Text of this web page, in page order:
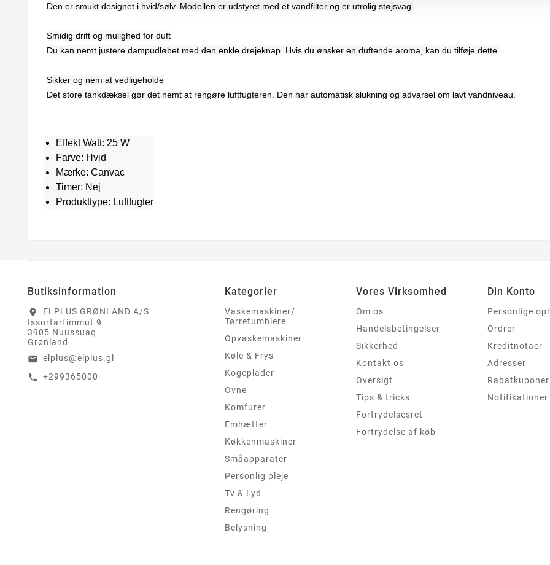
Den er smukt designet i hvid/sølv. Modellen er udstyret med et vandfilter og er utrolig støjsvag.
Smidig drift og mulighed for duft
Du kan nemt justere dampudløbet med den enkle drejeknap. Hvis du ønsker en duftende aroma, kan du tilføje dette.
Sikker og nem at vedligeholde
Det store tankdæksel gør det nemt at rengøre luftfugteren. Den har automatisk slukning og advarsel om lavt vandniveau.
Effekt Watt: 25 W
Farve: Hvid
Mærke: Canvac
Timer: Nej
Produkttype: Luftfugter
Butiksinformation
location_on
ELPLUS GRØNLAND A/S
Issortarfimmut 9
3905 Nuussuaq
Grønland
email elplus@elplus.gl
call +299365000
Kategorier
Vaskemaskiner/
Tørretumblere
Opvaskemaskiner
Køle & Frys
Kogeplader
Ovne
Komfurer
Emhætter
Køkkenmaskiner
Småapparater
Personlig pleje
Tv & Lyd
Rengøring
Belysning
Vores Virksomhed
Om os
Handelsbetingelser
Sikkerhed
Kontakt os
Oversigt
Tips & tricks
Fortrydelsesret
Fortrydelse af køb
Din Konto
Personlige
Ordrer
Kreditnotaer
Adresser
Rabatkuponer
Notifikationer